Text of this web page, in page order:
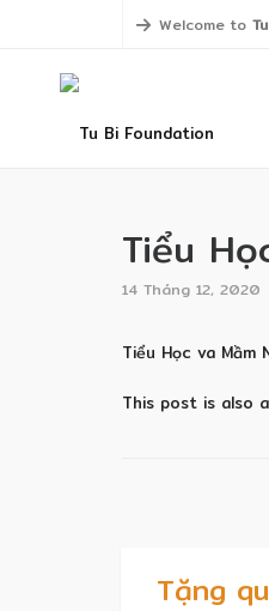
Welcome to
Tiểu
14 Tháng 12, 2020
Tiểu Học va Mầm
This post is also
Tặng